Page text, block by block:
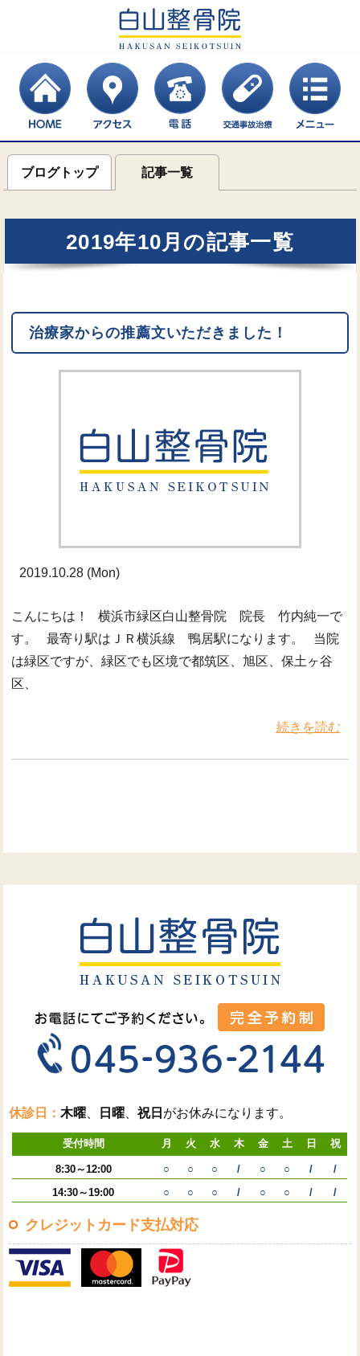
ブログトップ 記事一覧
2019年10月の記事一覧
治療家からの推薦文いただきました！
2019.10.28 (Mon)
こんにちは！ 横浜市緑区白山整骨院 院長 竹内純一で
す。 最寄り駅はＪＲ横浜線 鴨居駅になります。 当院
は緑区ですが、緑区でも区境で都筑区、旭区、保土ヶ谷
区、
続きを読む
休診日：木曜 日曜 、祝日 がお休みになります。
受付時間 月 火 水 木 金 土 日 祝
8:30～12:00 ○ ○ ○ / ○ ○ /
/
14:30～19:00
○ ○ ○ / ○ ○ / /
クレジットカード支払対応